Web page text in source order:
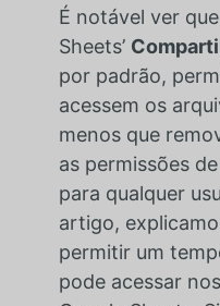
É notável ver
Sheets’
por padrão,
acessem os
menos que
as permissões
para qualquer
artigo,
permitir um
pode acessar